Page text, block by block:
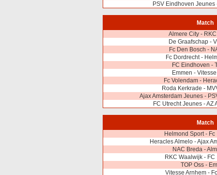
PSV Eindhoven
Match
Almere City -
De Graafschap -
Fc Den Bosch -
Fc Dordrecht -
FC Eindhoven -
Emmen -
Fc Volendam -
Roda Kerkrade -
Ajax Amsterdam Jeunes -
FC Utrecht Jeunes - AZ
Match
Helmond Sport -
Heracles Almelo - Ajax
NAC Breda -
RKC Waalwijk -
TOP Oss -
Vitesse Arnhem -